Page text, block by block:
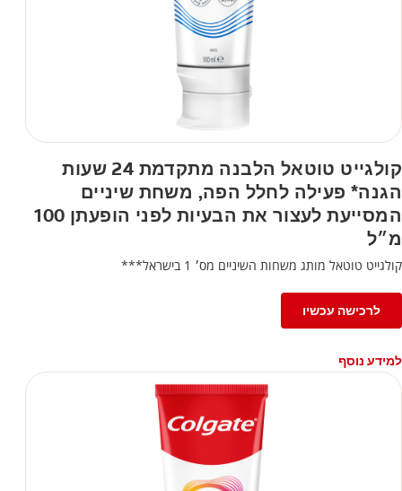
קולגייט טוטאל הלבנה מתקדמת 24 שעות
הגנה* פעילה לחלל הפה, משחת שיניים
המסייעת לעצור את הבעיות לפני הופעתן 100
מ״ל
קולגייט טוטאל מותג משחות השיניים מס׳ 1 בישראל***
לרכישה עכשיו
למידע נוסף